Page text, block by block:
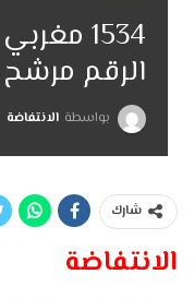
1534
الرقم مرشح
بواسطة الانتفاضة
شارك
الانتفاضة